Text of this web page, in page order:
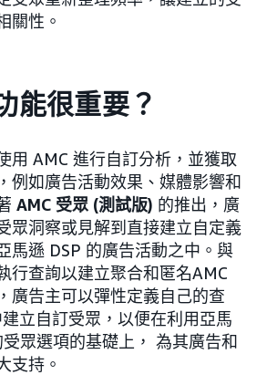
關性。
能很重要？
用 AMC 進行自訂分析，並獲取
例如廣告活動效果、媒體影響和
AMC 受眾 (測試版) 的推出，廣
眾洞察或見解到直接建立自定義
馬遜 DSP 的廣告活動之中。與
行查詢以建立聚合和匿名AMC
廣告主可以彈性定義自己的查
立自訂受眾，以便在利用亞馬
眾選項的基礎上， 為其廣告和
支持。